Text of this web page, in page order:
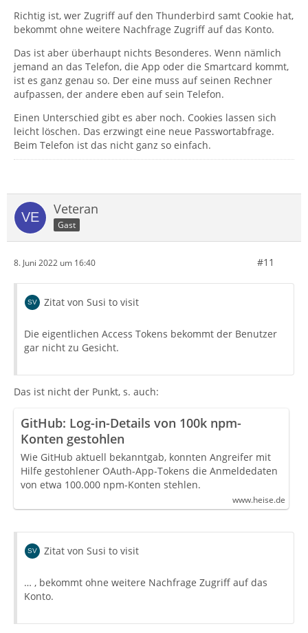
Richtig ist, wer Zugriff auf den Thunderbird samt Cookie hat,
bekommt ohne weitere Nachfrage Zugriff auf das Konto.
Das ist aber überhaupt nichts Besonderes. Wenn nämlich
jemand an das Telefon, die App oder die Smartcard kommt,
ist es ganz genau so. Der eine muss auf seinen Rechner
aufpassen, der andere eben auf sein Telefon.
Einen Unterschied gibt es aber noch. Cookies lassen sich
leicht löschen. Das erzwingt eine neue Passwortabfrage.
Beim Telefon ist das nicht ganz so einfach.
Veteran
Gast
8. Juni 2022 um 16:40 #11
Zitat von Susi to visit
Die eigentlichen Access Tokens bekommt der Benutzer
gar nicht zu Gesicht.
Das ist nicht der Punkt, s. auch:
GitHub: Log-in-Details von 100k npm-
Konten gestohlen
Wie GitHub aktuell bekanntgab, konnten Angreifer mit
Hilfe gestohlener OAuth-App-Tokens die Anmeldedaten
von etwa 100.000 npm-Konten stehlen.
www.heise.de
Zitat von Susi to visit
… , bekommt ohne weitere Nachfrage Zugriff auf das
Konto.